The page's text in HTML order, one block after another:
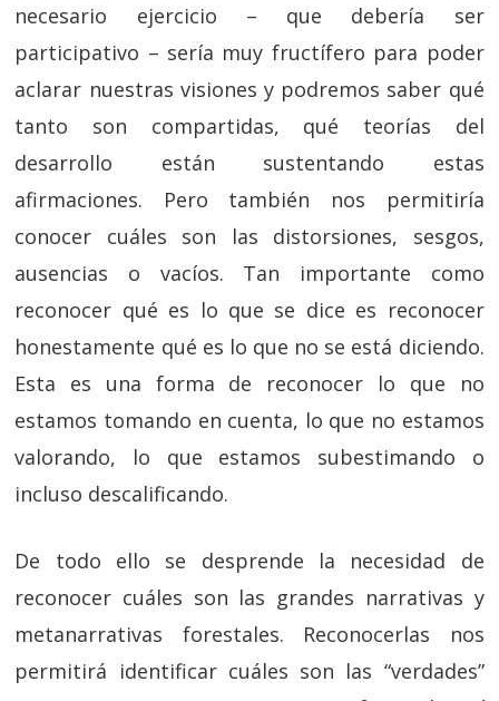
necesario ejercicio – que debería ser
participativo – sería muy fructífero para poder
aclarar nuestras visiones y podremos saber qué
tanto son compartidas, qué teorías del
desarrollo están sustentando estas
afirmaciones. Pero también nos permitiría
conocer cuáles son las distorsiones, sesgos,
ausencias o vacíos. Tan importante como
reconocer qué es lo que se dice es reconocer
honestamente qué es lo que no se está diciendo.
Esta es una forma de reconocer lo que no
estamos tomando en cuenta, lo que no estamos
valorando, lo que estamos subestimando o
incluso descalificando.
De todo ello se desprende la necesidad de
reconocer cuáles son las grandes narrativas y
metanarrativas forestales. Reconocerlas nos
permitirá identificar cuáles son las “verdades”